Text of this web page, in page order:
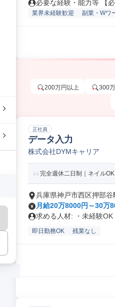
必要な経験・能力等 【
業界未経験歓迎 副業・Wワ
200万円以上 300
正社員
データ入力
株式会社DYMキャリア
完全週休二日制｜ネイル
兵庫県神戸市西区押部谷
月給20万8000円～30万
求める人材: ・未経験
即日勤務OK 残業なし